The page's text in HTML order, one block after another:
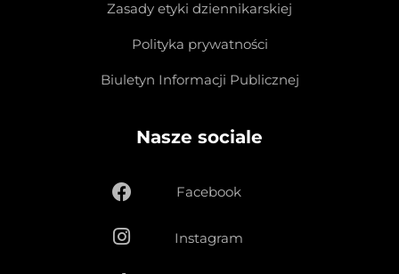
Zasady etyki dziennikarskiej
Polityka prywatności
Biuletyn Informacji Publicznej
Nasze sociale
Facebook
Instagram